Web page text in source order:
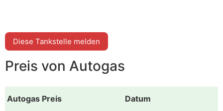
Diese Tankstelle melden
Preis von Autogas
Autogas Preis Datum